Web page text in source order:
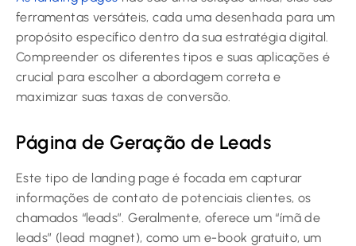
ferramentas versáteis, cada uma desenhada para um
propósito específico dentro da sua estratégia digital.
Compreender os diferentes tipos e suas aplicações é
crucial para escolher a abordagem correta e
maximizar suas taxas de conversão.
Página de Geração de Leads
Este tipo de landing page é focada em capturar
informações de contato de potenciais clientes, os
chamados “leads”. Geralmente, oferece um “ímã de
leads” (lead magnet), como um e-book gratuito, um